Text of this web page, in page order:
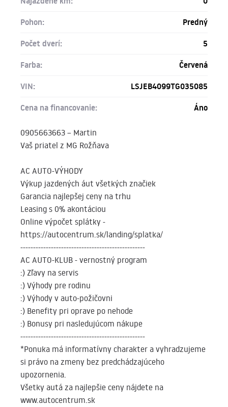
Pohon:
Predný
Počet dverí:
5
Farba:
Červená
VIN:
LSJEB4099TG035085
Cena na financovanie:
Áno
0905663663 – Martin
Vaš priatel z MG Rožňava
AC AUTO-VÝHODY
Výkup jazdených áut všetkých značiek
Garancia najlepšej ceny na trhu
Leasing s 0% akontáciou
Online výpočet splátky -
https://autocentrum.sk/landing/splatka/
-------------------------------------------------
AC AUTO-KLUB - vernostný program
:) Zľavy na servis
:) Výhody pre rodinu
:) Výhody v auto-požičovni
:) Benefity pri oprave po nehode
:) Bonusy pri nasledujúcom nákupe
-------------------------------------------------
*Ponuka má informatívny charakter a vyhradzujeme
si právo na zmeny bez predchádzajúceho
upozornenia.
Všetky autá za najlepšie ceny nájdete na
www.autocentrum.sk